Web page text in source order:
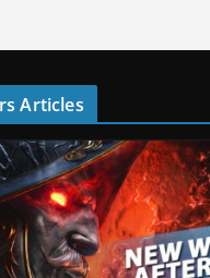
Articles